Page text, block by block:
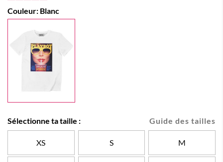
Couleur: Blanc
Guide des tailles
Sélectionne ta taille :
XS S M